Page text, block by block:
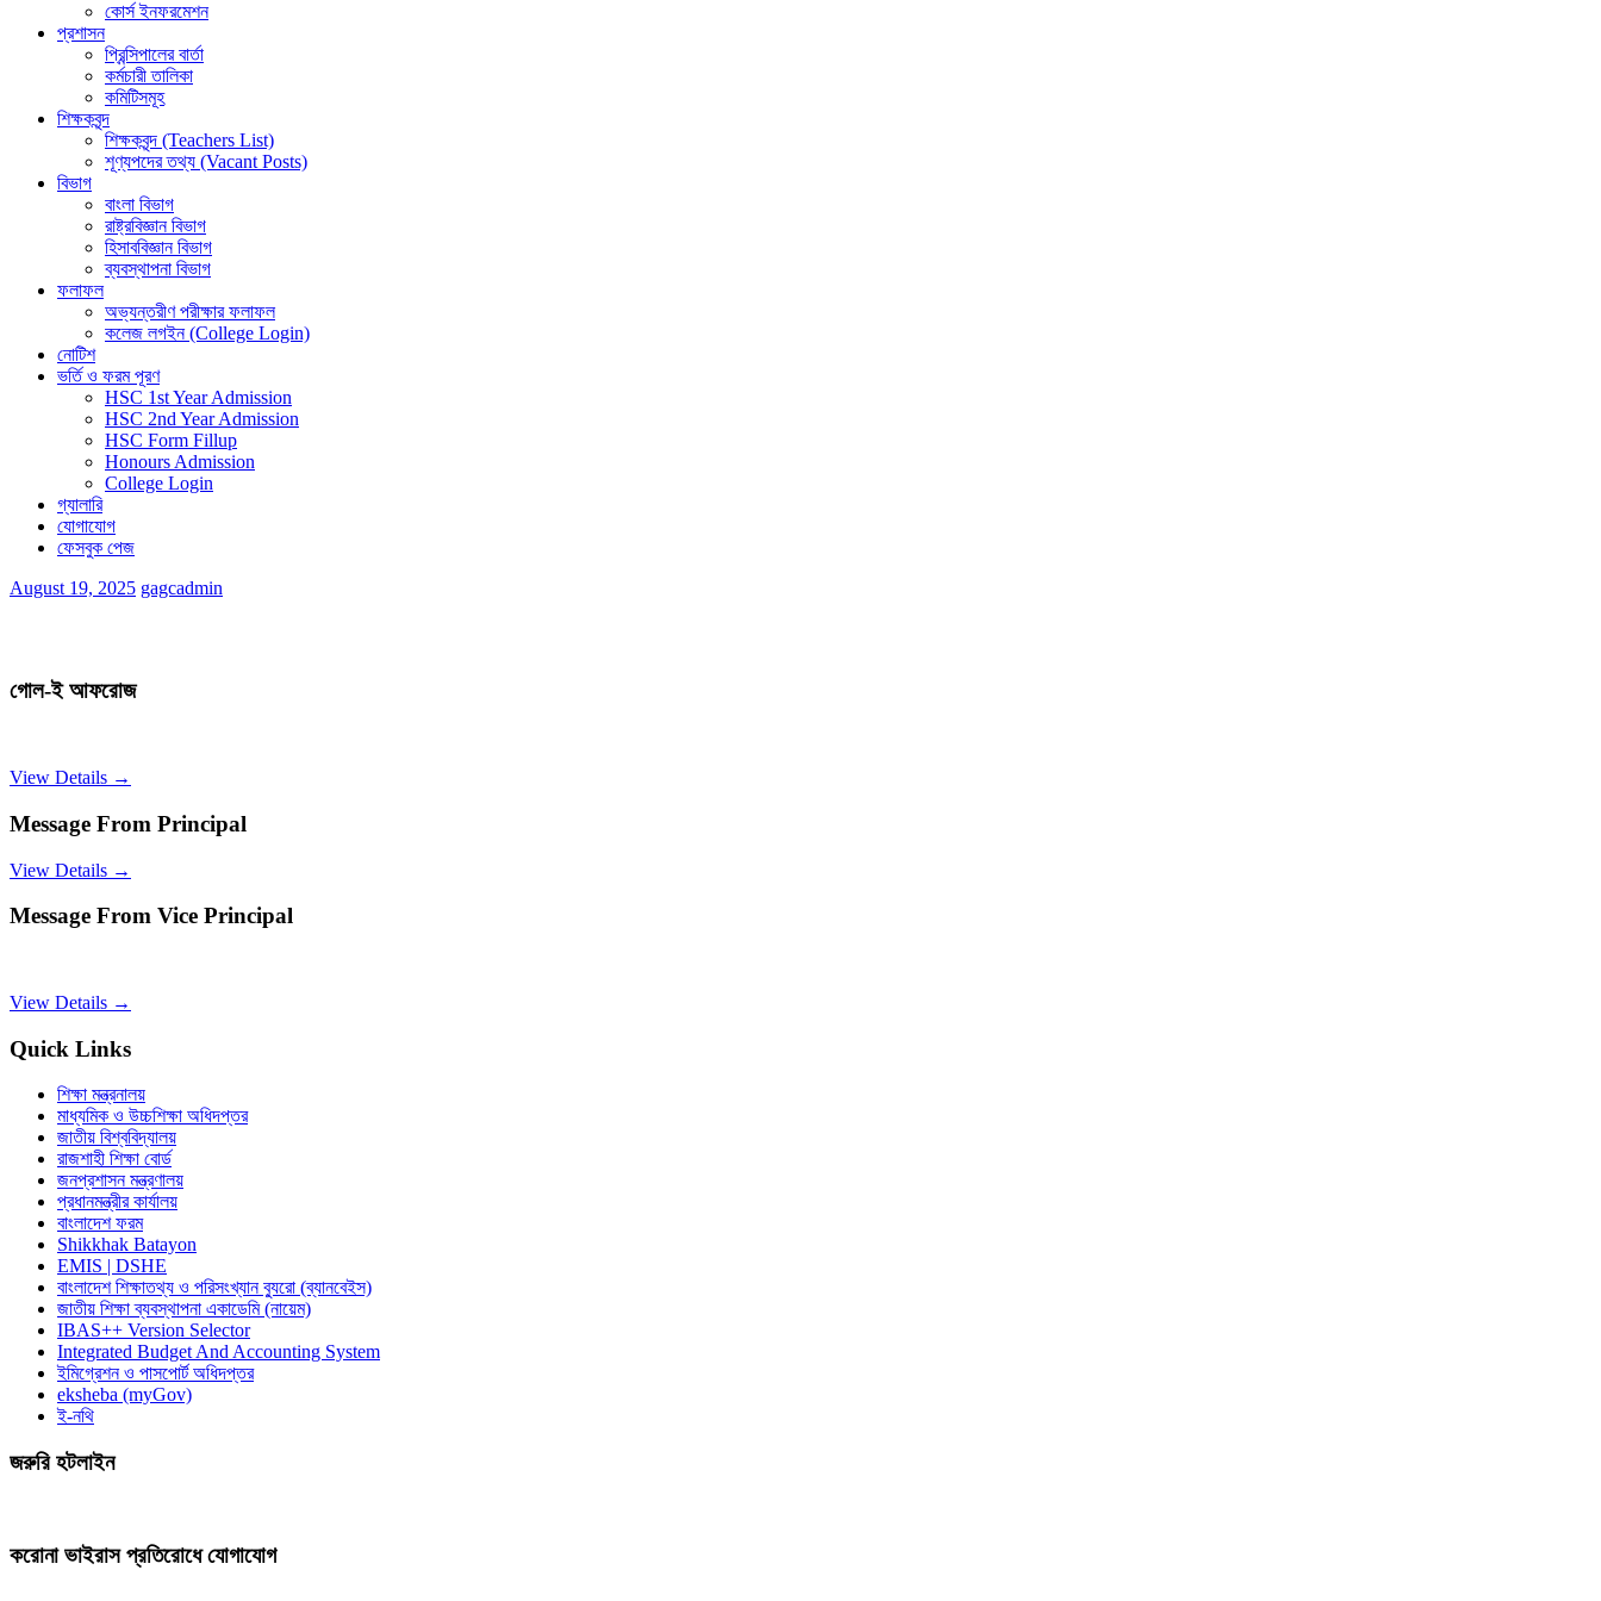
কোর্স ইনফরমেশন
প্রশাসন
প্রিন্সিপালের বার্তা
কর্মচারী তালিকা
কমিটিসমূহ
শিক্ষকবৃন্দ
শিক্ষকবৃন্দ (Teachers List)
শূণ্যপদের তথ্য (Vacant Posts)
বিভাগ
বাংলা বিভাগ
রাষ্ট্রবিজ্ঞান বিভাগ
হিসাববিজ্ঞান বিভাগ
ব্যবস্থাপনা বিভাগ
ফলাফল
অভ্যন্তরীণ পরীক্ষার ফলাফল
কলেজ লগইন (College Login)
নোটিশ
ভর্তি ও ফরম পূরণ
HSC 1st Year Admission
HSC 2nd Year Admission
HSC Form Fillup
Honours Admission
College Login
গ্যালারি
যোগাযোগ
ফেসবুক পেজ
August 19, 2025 gagcadmin
গোল-ই আফরোজ
View Details →
Message From Principal
View Details →
Message From Vice Principal
View Details →
Quick Links
শিক্ষা মন্ত্রনালয়
মাধ্যমিক ও উচ্চশিক্ষা অধিদপ্তর
জাতীয় বিশ্ববিদ্যালয়
রাজশাহী শিক্ষা বোর্ড
জনপ্রশাসন মন্ত্রণালয়
প্রধানমন্ত্রীর কার্যালয়
বাংলাদেশ ফরম
Shikkhak Batayon
EMIS | DSHE
বাংলাদেশ শিক্ষাতথ্য ও পরিসংখ্যান ব্যুরো (ব্যানবেইস)
জাতীয় শিক্ষা ব্যবস্থাপনা একাডেমি (নায়েম)
IBAS++ Version Selector
Integrated Budget And Accounting System
ইমিগ্রেশন ও পাসপোর্ট অধিদপ্তর
eksheba (myGov)
ই-নথি
জরুরি হটলাইন
করোনা ভাইরাস প্রতিরোধে যোগাযোগ